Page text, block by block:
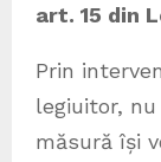
art. 15 din
Prin
legiuitor,
măsură își